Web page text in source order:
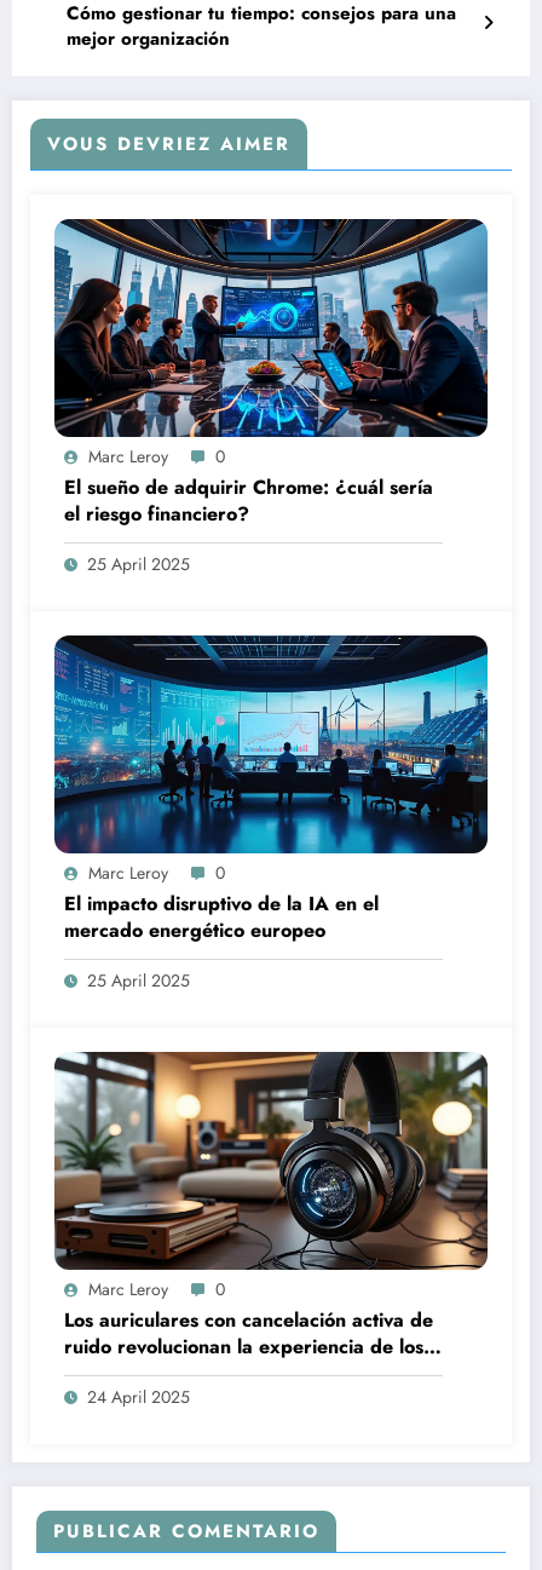
Cómo gestionar tu tiempo: consejos para una
mejor organización
VOUS DEVRIEZ AIMER
Marc Leroy 0
El sueño de adquirir Chrome: ¿cuál sería
el riesgo financiero?
25 April 2025
Marc Leroy 0
El impacto disruptivo de la IA en el
mercado energético europeo
25 April 2025
Marc Leroy 0
Los auriculares con cancelación activa de
ruido revolucionan la experiencia de los
audiófilos más exigentes.
24 April 2025
PUBLICAR COMENTARIO